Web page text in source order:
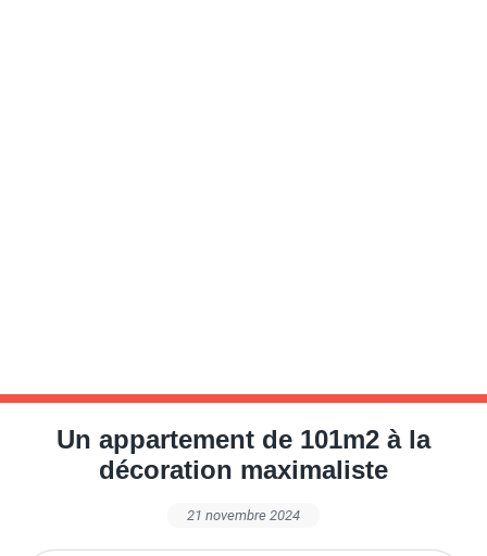
Un appartement de 101m2 à la
décoration maximaliste
21 novembre 2024